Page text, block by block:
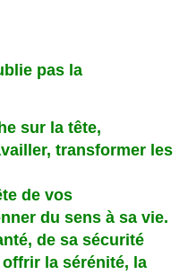
pas la
sur la tête,
transformer les
de vos
du sens à sa vie.
de sa sécurité
la sérénité, la